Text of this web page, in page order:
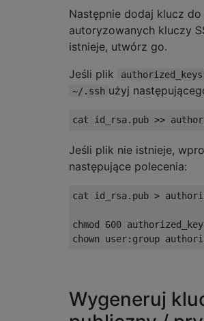
Następnie dodaj klucz do
autoryzowanych kluczy
istnieje, utwórz go.
Jeśli plik
authorized_keys
~/.ssh użyj
cat id_rsa. pub >>
Jeśli plik nie istnieje,
następujące polecenia:
cat id_rsa. pub >
chmod 600
chown user: group
Wygeneruj